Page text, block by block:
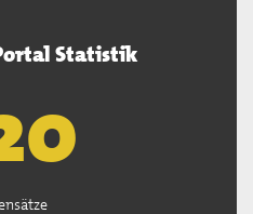
Statistik